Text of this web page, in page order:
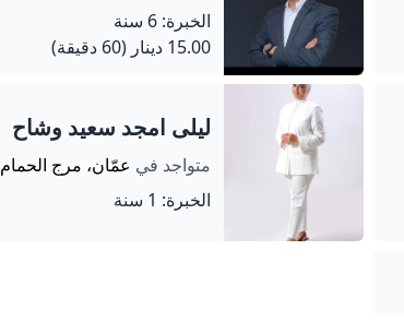
الخبرة: 6 سنة
15.00 دينار
(60 دقيقة)
ليلى امجد سعيد وشاح
متواجد في عمّان، مرج الحمام
الخبرة: 1 سنة